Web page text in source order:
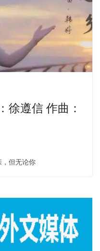
徐遵信 作曲：
但无论你